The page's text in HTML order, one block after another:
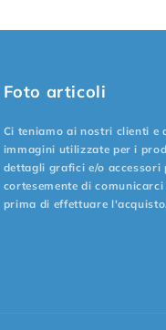
Foto articoli
Ci teniamo ai nostri clienti e
immagini utilizzate per i
dettagli grafici e/o accessori
cortesemente di
prima di effettuare